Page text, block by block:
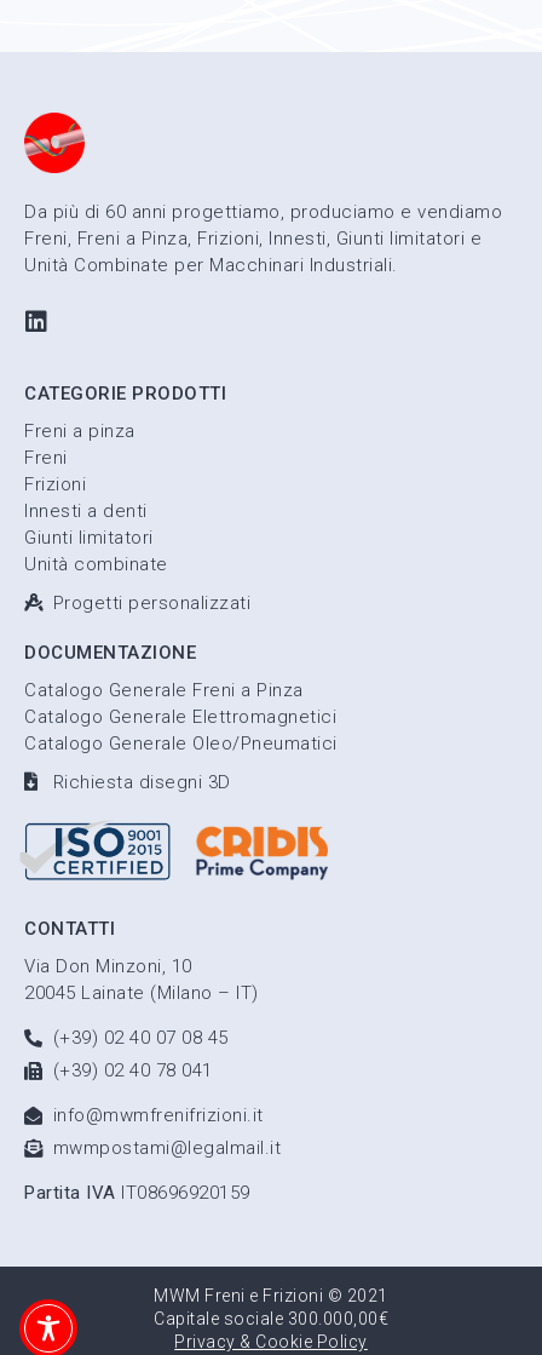
Da più di 60 anni progettiamo, produciamo e vendiamo
Freni, Freni a Pinza, Frizioni, Innesti, Giunti limitatori e
Unità Combinate per Macchinari Industriali.
CATEGORIE PRODOTTI
Freni a pinza
Freni
Frizioni
Innesti a denti
Giunti limitatori
Unità combinate
Progetti personalizzati
DOCUMENTAZIONE
Catalogo Generale Freni a Pinza
Catalogo Generale Elettromagnetici
Catalogo Generale Oleo/Pneumatici
Richiesta disegni 3D
CONTATTI
Via Don Minzoni, 10
20045 Lainate (Milano – IT)
(+39) 02 40 07 08 45
(+39) 02 40 78 041
info@mwmfrenifrizioni.it
mwmpostami@legalmail.it
Partita IVA IT08696920159
MWM Freni e Frizioni © 2021
Capitale sociale 300.000,00€
Privacy & Cookie Policy